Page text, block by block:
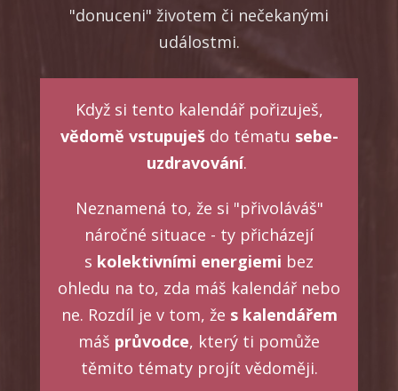
"donuceni" životem či nečekanými
událostmi.
Když si tento kalendář pořizuješ,
vědomě vstupuješdo tématu sebe-
uzdravování.
Neznamená to, že si "přivoláváš"
náročné situace - ty přicházejí
s kolektivními energiemi bez
ohledu na to, zda máš kalendář nebo
ne. Rozdíl je v tom, že s kalendářem
máš průvodce, který ti pomůže
těmito tématy projít vědoměji.